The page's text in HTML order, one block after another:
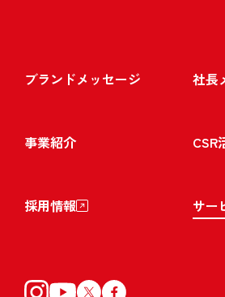
ブランドメッセージ 社長
事業紹介 CSR
採用情報 サー